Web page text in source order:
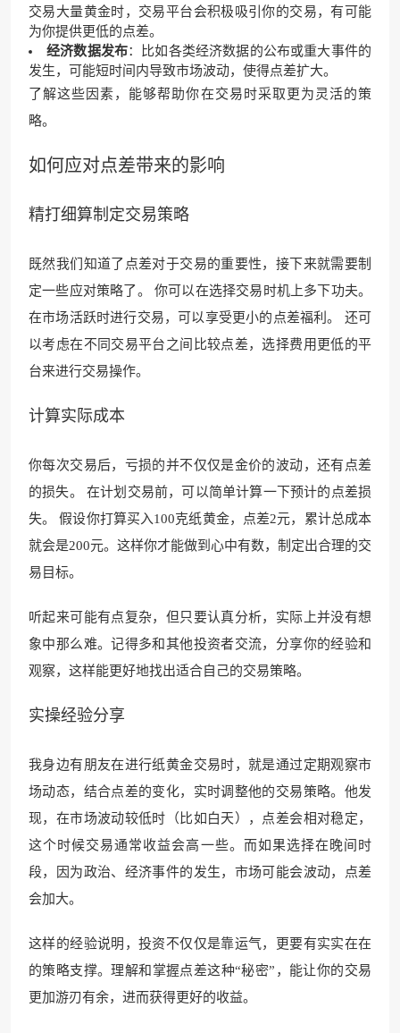
交易大量黄金时，交易平台会积极吸引你的交易，有可能
为你提供更低的点差。
经济数据发布：比如各类经济数据的公布或重大事件的
发生，可能短时间内导致市场波动，使得点差扩大。
了解这些因素，能够帮助你在交易时采取更为灵活的策
略。
如何应对点差带来的影响
精打细算制定交易策略
既然我们知道了点差对于交易的重要性，接下来就需要制
定一些应对策略了。 你可以在选择交易时机上多下功夫。
在市场活跃时进行交易，可以享受更小的点差福利。 还可
以考虑在不同交易平台之间比较点差，选择费用更低的平
台来进行交易操作。
计算实际成本
你每次交易后，亏损的并不仅仅是金价的波动，还有点差
的损失。 在计划交易前，可以简单计算一下预计的点差损
失。 假设你打算买入100克纸黄金，点差2元，累计总成本
就会是200元。这样你才能做到心中有数，制定出合理的交
易目标。
听起来可能有点复杂，但只要认真分析，实际上并没有想
象中那么难。记得多和其他投资者交流，分享你的经验和
观察，这样能更好地找出适合自己的交易策略。
实操经验分享
我身边有朋友在进行纸黄金交易时，就是通过定期观察市
场动态，结合点差的变化，实时调整他的交易策略。他发
现，在市场波动较低时（比如白天），点差会相对稳定，
这个时候交易通常收益会高一些。而如果选择在晚间时
段，因为政治、经济事件的发生，市场可能会波动，点差
会加大。
这样的经验说明，投资不仅仅是靠运气，更要有实实在在
的策略支撑。理解和掌握点差这种“秘密”，能让你的交易
更加游刃有余，进而获得更好的收益。